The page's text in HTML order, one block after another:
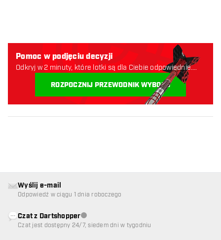
Pomoc w podjęciu decyzji
Odkryj w 2 minuty, które lotki są dla Ciebie odpowiednie.
ROZPOCZNIJ PRZEWODNIK WYBORU
Wyślij e-mail
Odpowiedź w ciągu 1 dnia roboczego
Czat z DartshopperObsługa klienta niedostępna
Czat jest dostępny 24/7, siedem dni w tygodniu